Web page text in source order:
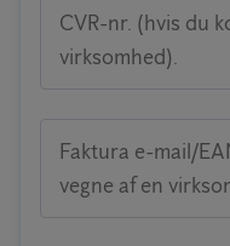
CVR-nr. (hvis du
virksomhed).
Faktura e-mail/
vegne af en